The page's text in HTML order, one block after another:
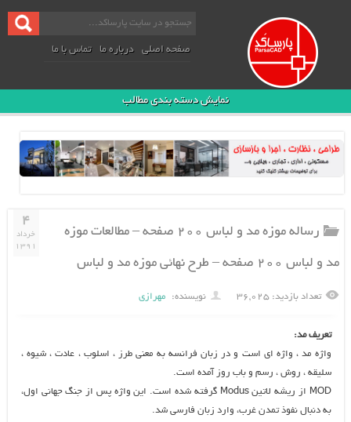
صفحه اصلی درباره ما تماس با ما
نمایش دسته بندی مطالب
۴
خرداد
۱۳۹۱
رساله موزه مد و لباس ۲۰۰ صفحه – مطالعات موزه
مد و لباس ۲۰۰ صفحه – طرح نهائی موزه مد و لباس
تعداد بازدید: ۳۶,۰۲۵ نویسنده: مهرازی
تعریف مد:
واژه مد ، واژه ای است و در زبان فرانسه به معنی طرز ، اسلوب ، عادت ، شیوه ،
سلیقه ، روش ، رسم و باب روز آمده است.
MOD از ریشه لاتین Modus گرفته شده است. این واژه پس از جنگ جهانی اول،
به دنبال نفوذ تمدن غرب، وارد زبان فارسی شد.